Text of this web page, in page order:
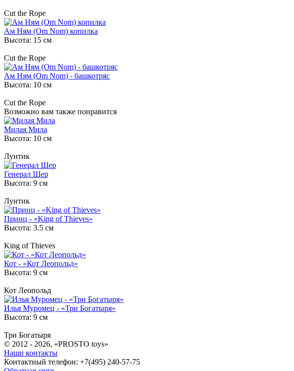
Cut the Rope
Ам Ням (Om Nom) копилка
Высота: 15 см
Cut the Rope
Ам Ням (Om Nom) - башкотряс
Высота: 10 см
Cut the Rope
Возможно вам также понравится
Милая Мила
Высота: 10 см
Лунтик
Генерал Шер
Высота: 9 см
Лунтик
Принц - «King of Thieves»
Высота: 3.5 см
King of Thieves
Кот - «Кот Леопольд»
Высота: 9 см
Кот Леопольд
Илья Муромец - «Три Богатыря»
Высота: 9 см
Три Богатыря
© 2012 - 2026, «PROSTO toys»
Наши контакты
Контактный телефон: +7(495) 240-57-75